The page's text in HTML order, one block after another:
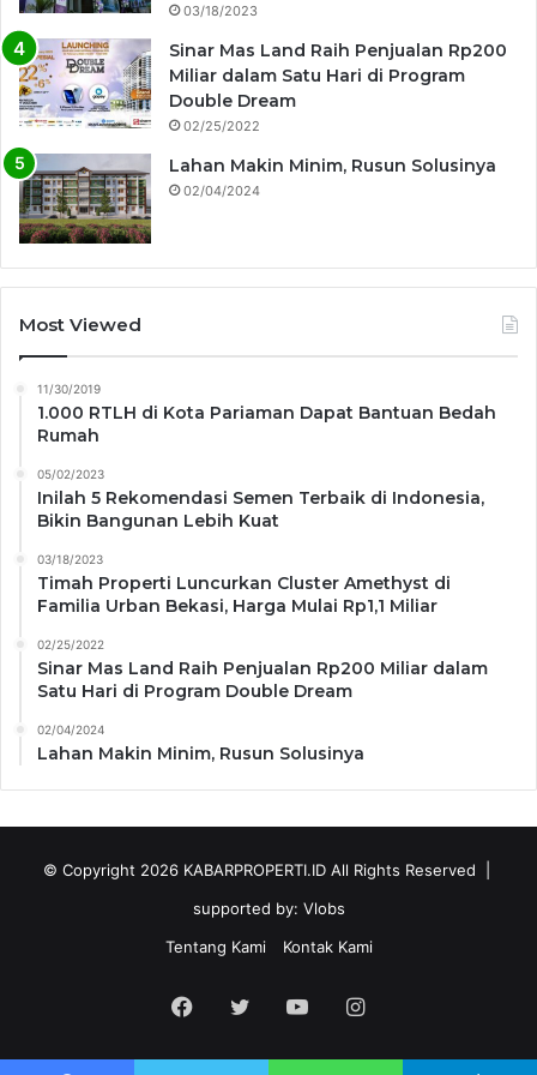
03/18/2023
Sinar Mas Land Raih Penjualan Rp200
Miliar dalam Satu Hari di Program
Double Dream
02/25/2022
Lahan Makin Minim, Rusun Solusinya
02/04/2024
Most Viewed
11/30/2019
1.000 RTLH di Kota Pariaman Dapat Bantuan Bedah
Rumah
05/02/2023
Inilah 5 Rekomendasi Semen Terbaik di Indonesia,
Bikin Bangunan Lebih Kuat
03/18/2023
Timah Properti Luncurkan Cluster Amethyst di
Familia Urban Bekasi, Harga Mulai Rp1,1 Miliar
02/25/2022
Sinar Mas Land Raih Penjualan Rp200 Miliar dalam
Satu Hari di Program Double Dream
02/04/2024
Lahan Makin Minim, Rusun Solusinya
© Copyright 2026 KABARPROPERTI.IDAll Rights Reserved |
supported by: Vlobs
Tentang Kami
Kontak Kami
Facebook
TwitterYouTubeInstagram